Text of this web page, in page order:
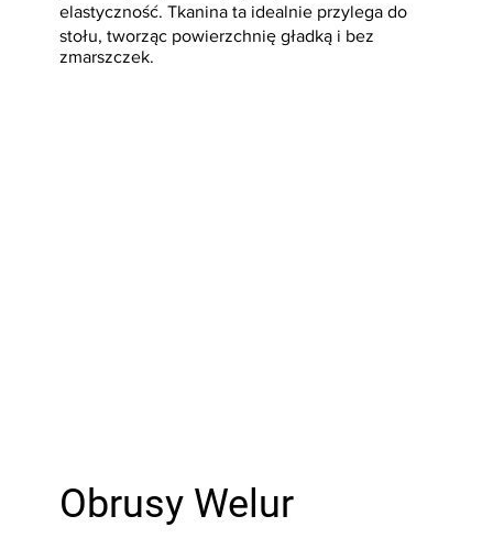
elastyczność. Tkanina ta idealnie przylega do
stołu, tworząc powierzchnię gładką i bez
zmarszczek.
Obrusy Welur